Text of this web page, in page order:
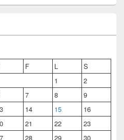
F L
S
1
2
7 8
9
14 15
16
21 22
23
28 29 30